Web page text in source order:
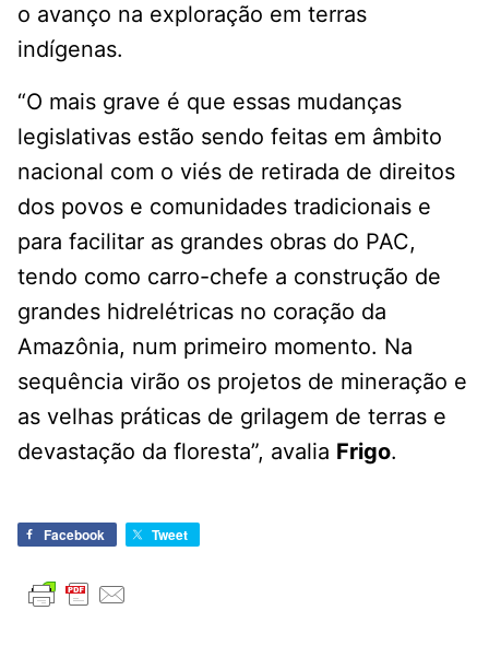
o avanço na exploração em terras
indígenas.
“O mais grave é que essas mudanças
legislativas estão sendo feitas em âmbito
nacional com o viés de retirada de direitos
dos povos e comunidades tradicionais e
para facilitar as grandes obras do PAC,
tendo como carro-chefe a construção de
grandes hidrelétricas no coração da
Amazônia, num primeiro momento. Na
sequência virão os projetos de mineração e
as velhas práticas de grilagem de terras e
devastação da floresta”, avalia Frigo.
Facebook Tweet